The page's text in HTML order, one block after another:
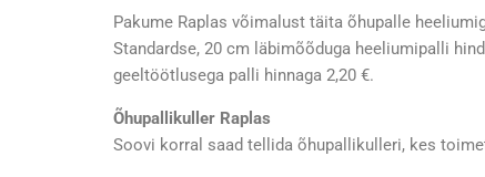
Pakume Raplas võimalust täita õhupalle
Standardse, 20 cm läbimõõduga heeliumipalli
geeltöötlusega palli hinnaga 2,20 €.
Õhupallikuller Raplas
Soovi korral saad tellida õhupallikulleri, kes